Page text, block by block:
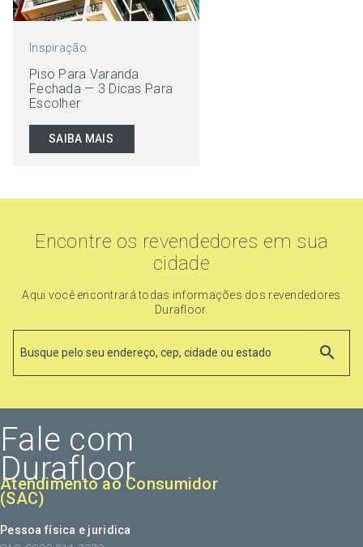
Inspiração
Piso Para Varanda
Fechada — 3 Dicas Para
Escolher
SAIBA MAIS
Encontre os revendedores em sua
cidade
Aqui você encontrará todas informações dos revendedores
Durafloor.
Fale com
Durafloor
Atendimento ao Consumidor
(SAC)
Pessoa física e juridica